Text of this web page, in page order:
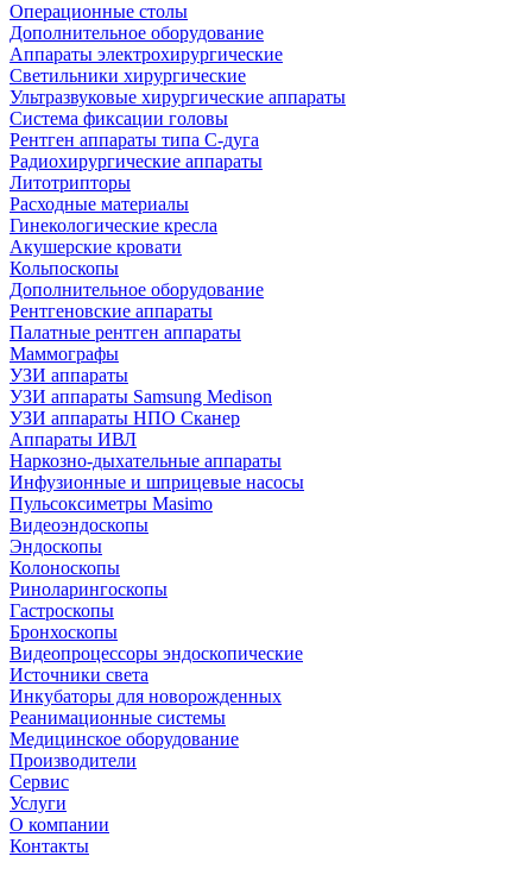
Операционные столы
Дополнительное оборудование
Аппараты электрохирургические
Светильники хирургические
Ультразвуковые хирургические аппараты
Система фиксации головы
Рентген аппараты типа С-дуга
Радиохирургические аппараты
Литотрипторы
Расходные материалы
Гинекологические кресла
Акушерские кровати
Кольпоскопы
Дополнительное оборудование
Рентгеновские аппараты
Палатные рентген аппараты
Маммографы
УЗИ аппараты
УЗИ аппараты Samsung Medison
УЗИ аппараты НПО Сканер
Аппараты ИВЛ
Наркозно-дыхательные аппараты
Инфузионные и шприцевые насосы
Пульсоксиметры Masimo
Видеоэндоскопы
Эндоскопы
Колоноскопы
Риноларингоскопы
Гастроскопы
Бронхоскопы
Видеопроцессоры эндоскопические
Источники света
Инкубаторы для новорожденных
Реанимационные системы
Медицинское оборудование
Производители
Сервис
Услуги
О компании
Контакты